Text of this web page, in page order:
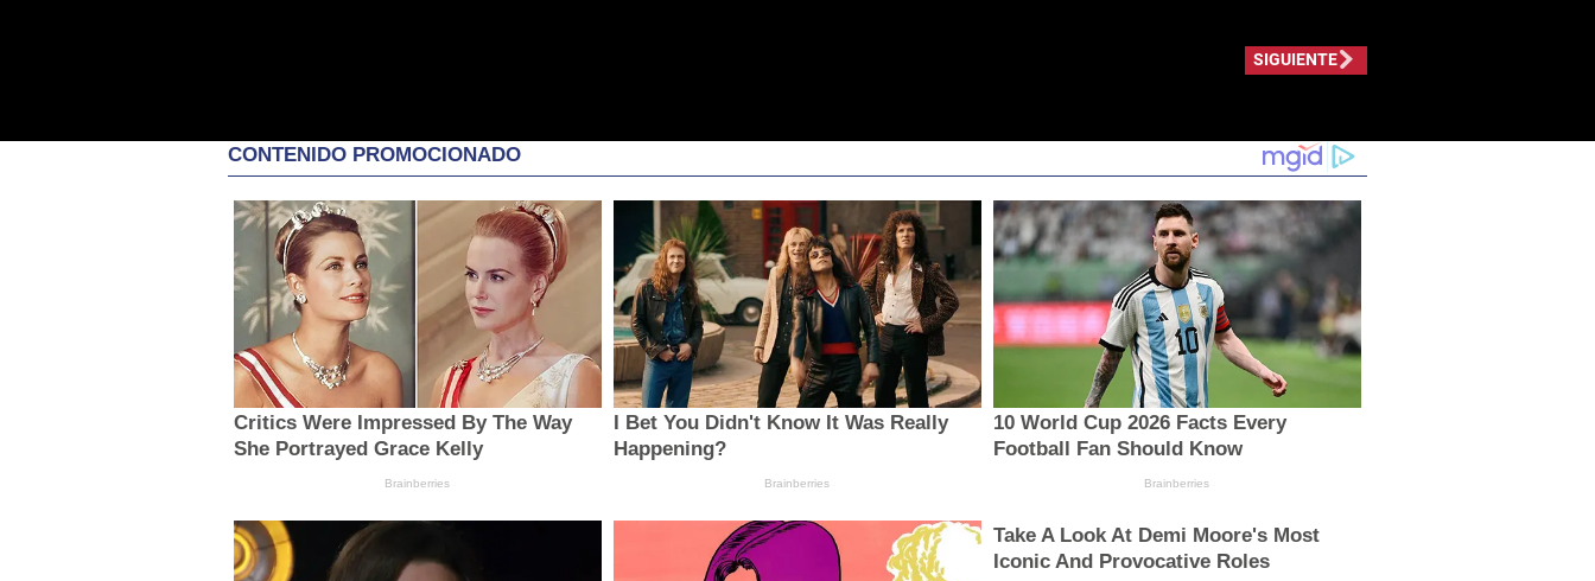
SIGUIENTE
CONTENIDO PROMOCIONADO
Critics Were Impressed By The Way
She Portrayed Grace Kelly
Brainberries
I Bet You Didn't Know It Was Really
Happening?
Brainberries
10 World Cup 2026 Facts Every
Football Fan Should Know
Brainberries
Take A Look At Demi Moore's Most
Iconic And Provocative Roles